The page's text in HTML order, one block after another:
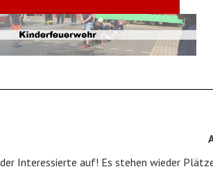
Interessierte auf! Es stehen wieder